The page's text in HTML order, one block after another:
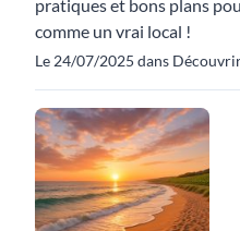
pratiques et bons plans
comme un vrai local !
Le 24/07/2025 dans